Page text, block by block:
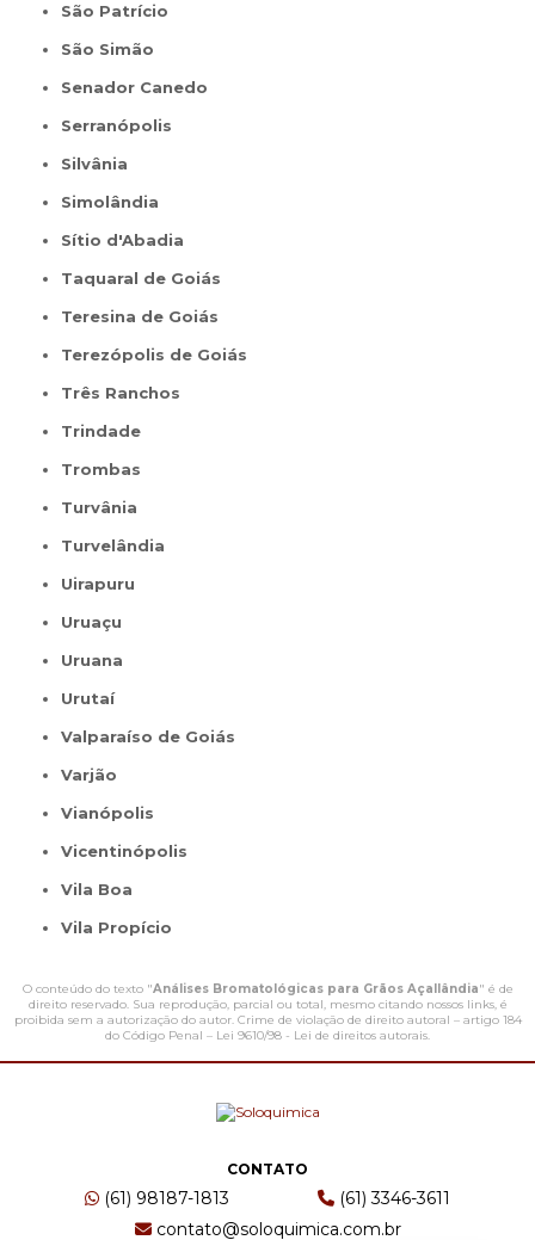
São Patrício
São Simão
Senador Canedo
Serranópolis
Silvânia
Simolândia
Sítio d'Abadia
Taquaral de Goiás
Teresina de Goiás
Terezópolis de Goiás
Três Ranchos
Trindade
Trombas
Turvânia
Turvelândia
Uirapuru
Uruaçu
Uruana
Urutaí
Valparaíso de Goiás
Varjão
Vianópolis
Vicentinópolis
Vila Boa
Vila Propício
O conteúdo do texto "Análises Bromatológicas para Grãos Açallândia" é de
direito reservado. Sua reprodução, parcial ou total, mesmo citando nossos links, é
proibida sem a autorização do autor. Crime de violação de direito autoral – artigo 184
do Código Penal – Lei 9610/98 - Lei de direitos autorais.
CONTATO
(61) 98187-1813
(61) 3346-3611
contato@soloquimica.com.br